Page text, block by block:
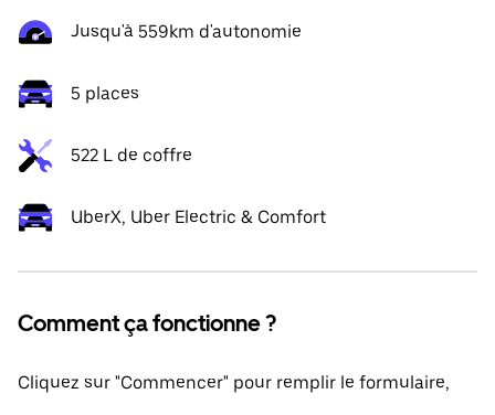
Jusqu'à 559km d'autonomie
5 places
522 L de coffre
UberX, Uber Electric & Comfort
Comment ça fonctionne ?
Cliquez sur "Commencer" pour remplir le formulaire,